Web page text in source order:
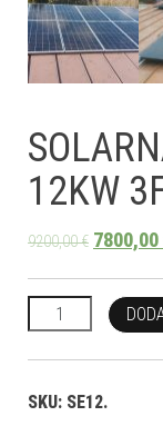
12KW
9200,00€ 7800,00
SOLARNA
SKU: SE12.